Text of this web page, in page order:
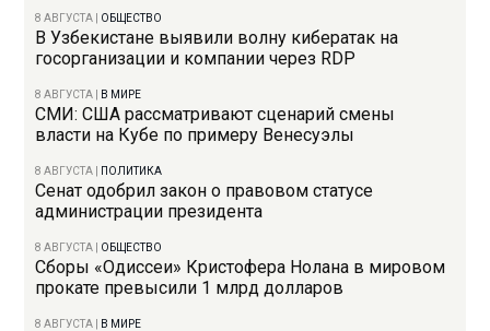
8 АВГУСТА ОБЩЕСТВО
В Узбекистане выявили волну кибератак на
госорганизации и компании через RDP
8 АВГУСТА В МИРЕ
СМИ: США рассматривают сценарий смены
власти на Кубе по примеру Венесуэлы
8 АВГУСТА ПОЛИТИКА
Сенат одобрил закон о правовом статусе
администрации президента
8 АВГУСТА ОБЩЕСТВО
Сборы «Одиссеи» Кристофера Нолана в мировом
прокате превысили 1 млрд долларов
8 АВГУСТА В МИРЕ